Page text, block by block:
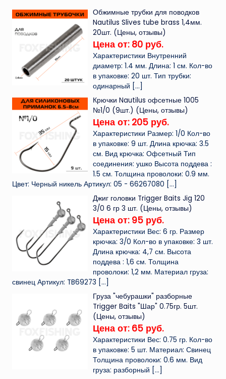
Обжимные трубки для поводков
Nautilus Slives tube brass 1,4мм.
20шт. (Цены, отзывы)
Цена от: 80 руб.
Характеристики Внутренний
диаметр: 1.4 мм. Длина: 1 см. Кол-во
в упаковке: 20 шт. Тип трубки:
одинарный […]
Крючки Nautilus офсетные 1005
№1/0 (9шт.) (Цены, отзывы)
Цена от: 205 руб.
Характеристики Размер: 1/0 Кол-во
в упаковке: 9 шт. Длина крючка: 3.5
см. Вид крючка: Офсетный Тип
соединения: ушко Высота поддева :
1.5 см. Толщина проволоки: 0.9 мм.
Цвет: Черный никель Артикул: 05 - 66267080 […]
Джиг головки Trigger Baits Jig 120
3/0 6 гр 3 шт. (Цены, отзывы)
Цена от: 95 руб.
Характеристики Вес: 6 гр. Размер
крючка: 3/0 Кол-во в упаковке: 3 шт.
Длина крючка: 4,7 см. Высота
поддева : 1,6 см. Толщина
проволоки: 1,2 мм. Материал груза:
свинец Артикул: TB69273 […]
Груза "чебурашки" разборные
Trigger Baits "Шар" 0.75гр. 5шт.
(Цены, отзывы)
Цена от: 65 руб.
Характеристики Вес: 0.75 гр. Кол-во
в упаковке: 5 шт. Материал: Свинец
Толщина проволоки: 0.6 мм. Вид
груза: разборный […]